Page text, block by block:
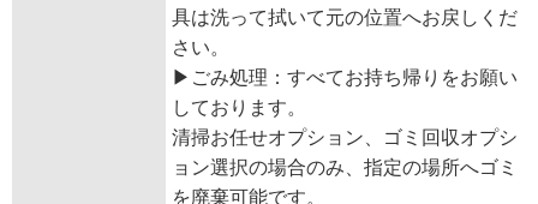
具は洗って拭いて元の位置へお戻しくだ
さい。
▶︎ごみ処理：すべてお持ち帰りをお願い
しております。
清掃お任せオプション、ゴミ回収オプシ
ョン選択の場合のみ、指定の場所へゴミ
を廃棄可能です。